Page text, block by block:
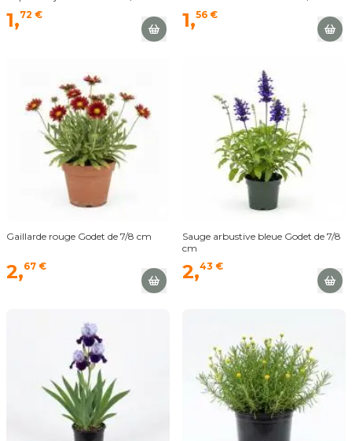
1,72 € 1,56 €
Gaillarde rouge Godet de 7/8 cm
2,67 €
Sauge arbustive bleue Godet de 7/8
cm
2,43 €